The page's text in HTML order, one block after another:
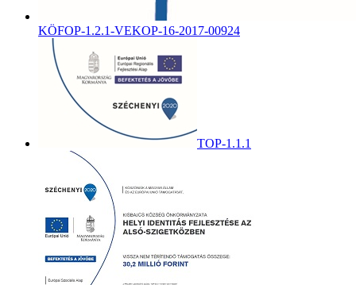
KÖFOP-1.2.1-VEKOP-16-2017-00924
TOP-1.1.1